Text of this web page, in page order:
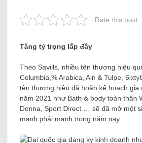
Rate this post
Tăng tỷ trọng lấp đầy
Theo Savills, nhiều tên thương hiệu
Columbia,% Arabica, Ain & Tulpe,
tên thương hiệu đã hoãn kế hoạch gia
năm 2021 như Bath & body toàn thân
Donna, Sport Direct … sẽ đã mở một
mạnh phái mạnh trong năm nay.